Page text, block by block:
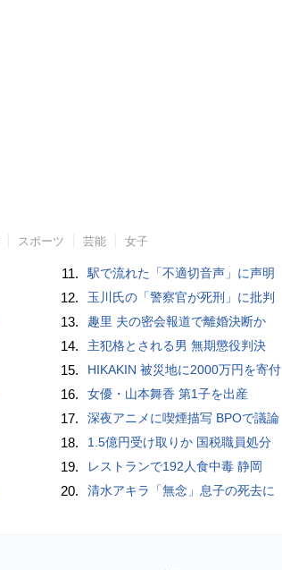
スポーツ 芸能 女子
11. 駅で流れた「不適切音声」に声明
12. 玉川氏の「警察官が死刑」に批判
13. 趣里 夫の密会報道で離婚決断か
14. 主犯格とされる男 無期懲役判決
15. HIKAKIN 被災地に2000万円を寄付
16. 女優・山本舞香 第1子を出産
17. 深夜アニメに喫煙描写 BPOで議論
18. 1.5億円受け取りか 国税職員処分
19. レストランで192人食中毒 静岡
20. 清水アキラ「無念」息子の死去に